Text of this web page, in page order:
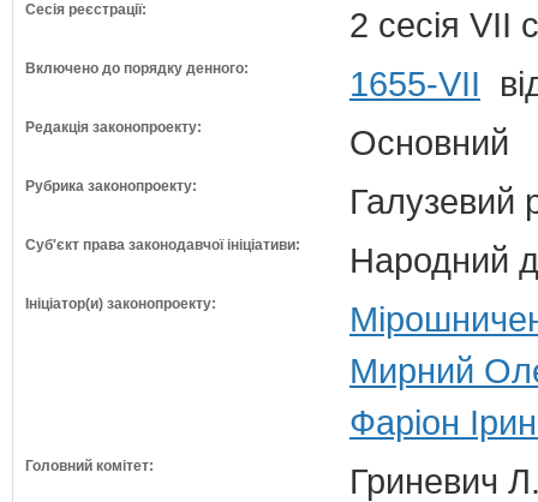
Сесія реєстрації: 2 сесія VII
Включено до порядку денного: 1655-VII
Редакція законопроекту: Основний
Рубрика законопроекту: Галузевий
Суб'єкт права законодавчої ініціативи: Народний
Ініціатор(и) законопроекту:
Мирний
Фаріон
Головний комітет: Гриневич